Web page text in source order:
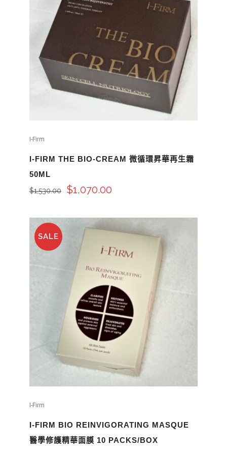
I-Firm
I-FIRM THE BIO-CREAM 微循環昇華再生霜
50ML
$1,530.00 $1,070.00
SALE
I-Firm
I-FIRM BIO REINVIGORATING MASQUE
醫學修護精華面膜 10 PACKS/BOX